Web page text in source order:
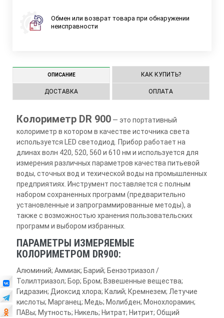
Обмен или возврат товара при обнаружении
неисправности
ОПИСАНИЕ КАК КУПИТЬ?
ДОСТАВКА ОПЛАТА
Колориметр DR 900— это портативный
колориметр в котором в качестве источника света
используется LED светодиод. Прибор работает на
длинах волн 420, 520, 560 и 610 нм и используется для
измерения различных параметров качества питьевой
воды, сточных вод и техической воды на промышленных
предприятиях. Инструмент поставляется с полным
набором сохраненных программ (предварительно
установленные и запрограммированные методы), а
также с возможностью хранения пользовательских
программ и выбором избранных.
ПАРАМЕТРЫ ИЗМЕРЯЕМЫЕ
КОЛОРИМЕТРОМ DR900:
Алюминий; Аммиак; Барий; Бензотриазол /
Толилтриазол; Бор; Бром; Взвешенные вещества;
Гидразин; Диоксид хлора; Калий; Кремнезем; Летучие
кислоты; Марганец; Медь; Молибден; Монохлорамин;
ПАВы; Мутность; Никель; Нитрат; Нитрит; Общий